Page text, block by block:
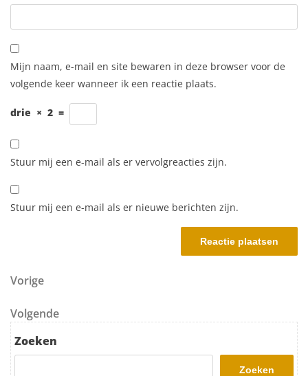
Mijn naam, e-mail en site bewaren in deze browser voor de
volgende keer wanneer ik een reactie plaats.
drie × 2 =
Stuur mij een e-mail als er vervolgreacties zijn.
Stuur mij een e-mail als er nieuwe berichten zijn.
Berichtnavigatie
Vorig bericht
Vorige
Volgend bericht
Volgende
Zoeken
Zoeken